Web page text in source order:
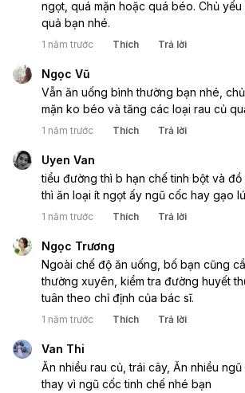
ngọt, quá mặn hoặc quá béo. Chủ yếu
quả bạn nhé.
1 năm trước Thích Trả lời
Ngọc Vũ
Vẫn ăn uống bình thường bạn nhé,
mặn ko béo và tăng các loại rau củ
1 năm trước Thích Trả lời
Uyen Van
tiểu đường thì b hạn chế tinh bột và
thì ăn loại ít ngọt ấy ngũ cốc hay gạo
1 năm trước Thích Trả lời
Ngọc Trương
Ngoài chế độ ăn uống, bố bạn cũng
thường xuyên, kiểm tra đường huyết
tuân theo chỉ định của bác sĩ.
1 năm trước Thích Trả lời
Van Thi
Ăn nhiều rau củ, trái cây, Ăn nhiều
thay vì ngũ cốc tinh chế nhé bạn